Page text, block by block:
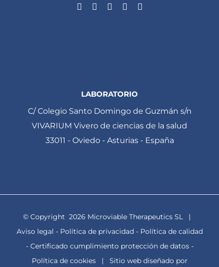
LABORATORIO
C/ Colegio Santo Domingo de Guzmán s/n
VIVARIUM Vivero de ciencias de la salud
33011 - Oviedo - Asturias - España
© Copyright 2026 Microviable Therapeutics SL |
Aviso legal - Política de privacidad - Política de calidad
- Certificado cumplimiento protección de datos-
Política de cookies| Sitio web diseñado por